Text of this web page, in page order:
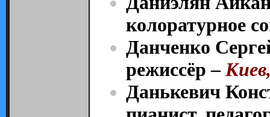
колоратурное
Данченко
режиссёр –
Данькевич